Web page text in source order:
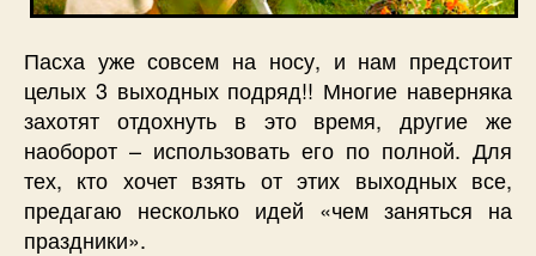
Пасха уже совсем на носу, и нам предстоит
целых 3 выходных подряд!! Многие наверняка
захотят отдохнуть в это время, другие же
наоборот – использовать его по полной. Для
тех, кто хочет взять от этих выходных все,
предагаю несколько идей «чем заняться на
праздники».